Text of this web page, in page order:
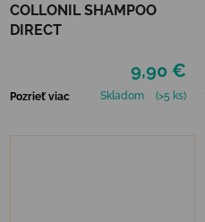
COLLONIL SHAMPOO
DIRECT
9,90 €
Pozrieť viac Skladom (>5 ks)